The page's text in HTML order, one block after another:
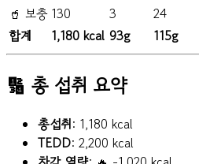
🥤 보충 130 3 24
합계
1,180 kcal 93g 115g
🔢 총 섭취 요약
총섭취: 1,180 kcal
TEDD: 2,200 kcal